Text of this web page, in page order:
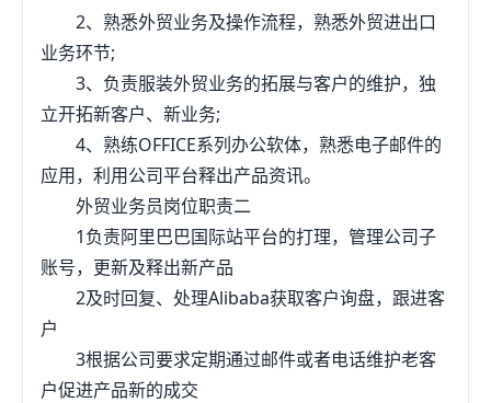
2、熟悉外贸业务及操作流程，熟悉外贸进出口
业务环节;
3、负责服装外贸业务的拓展与客户的维护，独
立开拓新客户、新业务;
4、熟练OFFICE系列办公软体，熟悉电子邮件的
应用，利用公司平台释出产品资讯。
外贸业务员岗位职责二
1负责阿里巴巴国际站平台的打理，管理公司子
账号，更新及释出新产品
2及时回复、处理Alibaba获取客户询盘，跟进客
户
3根据公司要求定期通过邮件或者电话维护老客
户促进产品新的成交